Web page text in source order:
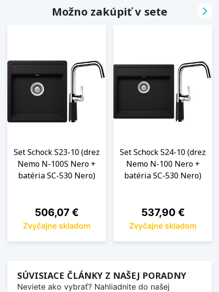
Možno zakúpiť v sete
Set Schock S23-10 (drez
Nemo N-100S Nero +
batéria SC-530 Nero)
Cena
506,07 €
Zvyčajne skladom
Set Schock S24-10 (drez
Nemo N-100 Nero +
batéria SC-530 Nero)
Cena
537,90 €
Zvyčajne skladom

SÚVISIACE ČLÁNKY Z NAŠEJ PORADNY
Neviete ako vybrať? Nahliadnite do našej